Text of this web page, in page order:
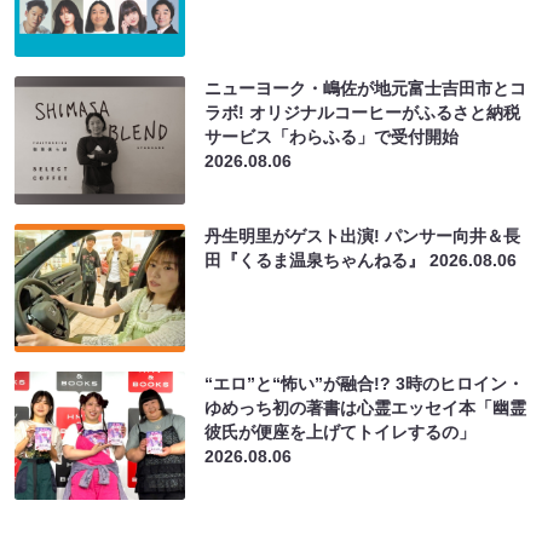
ニューヨーク・嶋佐が地元富士吉田市とコ
ラボ! オリジナルコーヒーがふるさと納税
サービス「わらふる」で受付開始
2026.08.06
丹生明里がゲスト出演! パンサー向井＆長
田『くるま温泉ちゃんねる』2026.08.06
“エロ”と“怖い”が融合!? 3時のヒロイン・
ゆめっち初の著書は心霊エッセイ本「幽霊
彼氏が便座を上げてトイレするの」
2026.08.06